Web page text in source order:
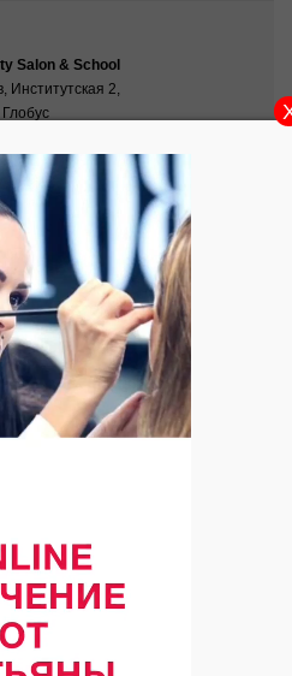
Salon & School
Институтская 2,
ДЛЯ СЕБЯ»
ДЛЯ СЕБЯ»
с
школы